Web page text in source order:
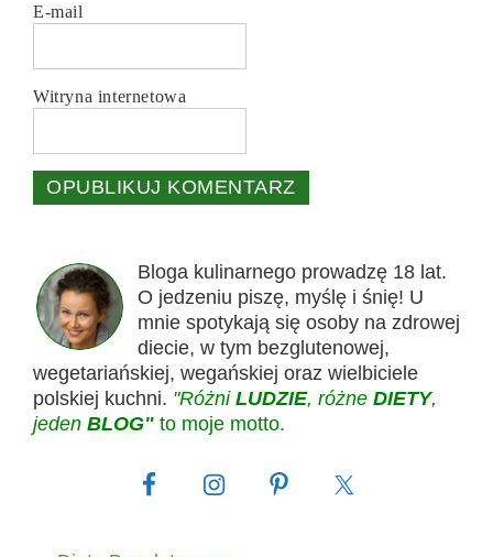
E-mail
Witryna internetowa
Bloga kulinarnego prowadzę 18 lat.
O jedzeniu piszę, myślę i śnię! U
mnie spotykają się osoby na zdrowej
diecie, w tym bezglutenowej,
wegetariańskiej, wegańskiej oraz wielbiciele
polskiej kuchni. "Różni LUDZIE, różne DIETY,
jeden BLOG" to moje motto.